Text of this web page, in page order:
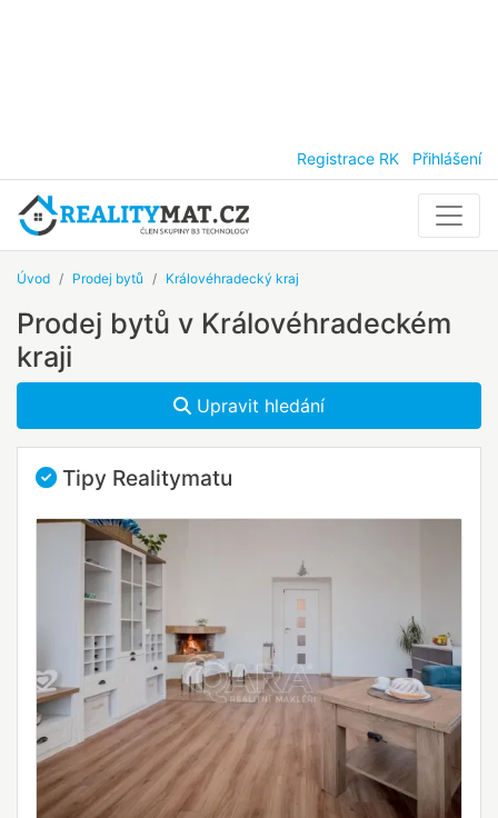
Registrace RK Přihlášení
Úvod Prodej bytů Královéhradecký kraj
Prodej bytů v Královéhradeckém
kraji
Upravit hledání
Tipy Realitymatu